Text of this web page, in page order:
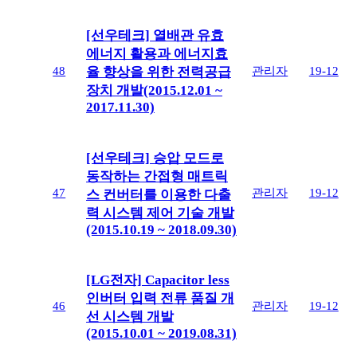
48
[선우테크] 열배관 유효
에너지 활용과 에너지효
율 향상을 위한 전력공급
장치 개발(2015.12.01 ~
2017.11.30)
관리자 19-12
47
[선우테크] 승압 모드로
동작하는 간접형 매트릭
스 컨버터를 이용한 다출
력 시스템 제어 기술 개발
(2015.10.19 ~ 2018.09.30)
관리자 19-12
46
[LG전자] Capacitor less
인버터 입력 전류 품질 개
선 시스템 개발
(2015.10.01 ~ 2019.08.31)
관리자 19-12